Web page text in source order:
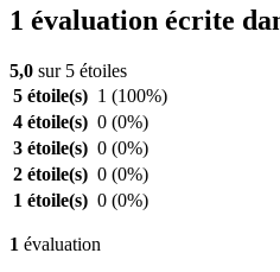
1 évaluation écrite
5,0 sur 5 étoiles
5 étoile(s) 1 (100%)
4 étoile(s) 0 (0%)
3 étoile(s) 0 (0%)
2 étoile(s) 0 (0%)
1 étoile(s) 0 (0%)
1 évaluation